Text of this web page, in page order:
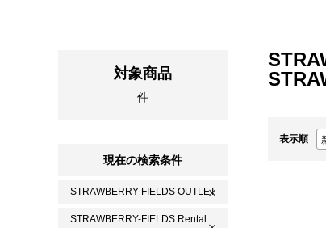
対象商品
件
現在の検索条件
STRAWBERRY-FIELDS OUTLET
STRAWBERRY-FIELDS Rental
表示順